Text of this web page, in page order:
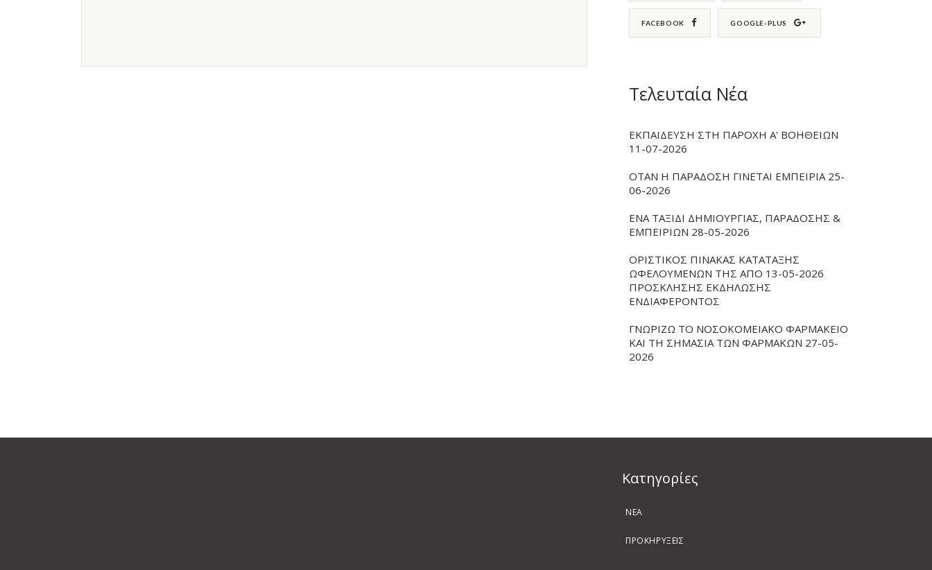
FACEBOOK GOOGLE-PLUS
Τελευταία Νέα
ΕΚΠΑΙΔΕΥΣΗ ΣΤΗ ΠΑΡΟΧΗ Α' ΒΟΗΘΕΙΩΝ
11-07-2026
ΟΤΑΝ Η ΠΑΡΑΔΟΣΗ ΓΙΝΕΤΑΙ ΕΜΠΕΙΡΙΑ 25-
06-2026
ΕΝΑ ΤΑΞΙΔΙ ΔΗΜΙΟΥΡΓΙΑΣ, ΠΑΡΑΔΟΣΗΣ &
ΕΜΠΕΙΡΙΩΝ 28-05-2026
ΟΡΙΣΤΙΚΟΣ ΠΙΝΑΚΑΣ ΚΑΤΑΤΑΞΗΣ
ΩΦΕΛΟΥΜΕΝΩΝ ΤΗΣ ΑΠΟ 13-05-2026
ΠΡΟΣΚΛΗΣΗΣ ΕΚΔΗΛΩΣΗΣ
ΕΝΔΙΑΦΕΡΟΝΤΟΣ
ΓΝΩΡΙΖΩ ΤΟ ΝΟΣΟΚΟΜΕΙΑΚΟ ΦΑΡΜΑΚΕΙΟ
ΚΑΙ ΤΗ ΣΗΜΑΣΙΑ ΤΩΝ ΦΑΡΜΑΚΩΝ 27-05-
2026
Kατηγορίες
ΝΕΑ
ΠΡΟΚΗΡΥΞΕΙΣ